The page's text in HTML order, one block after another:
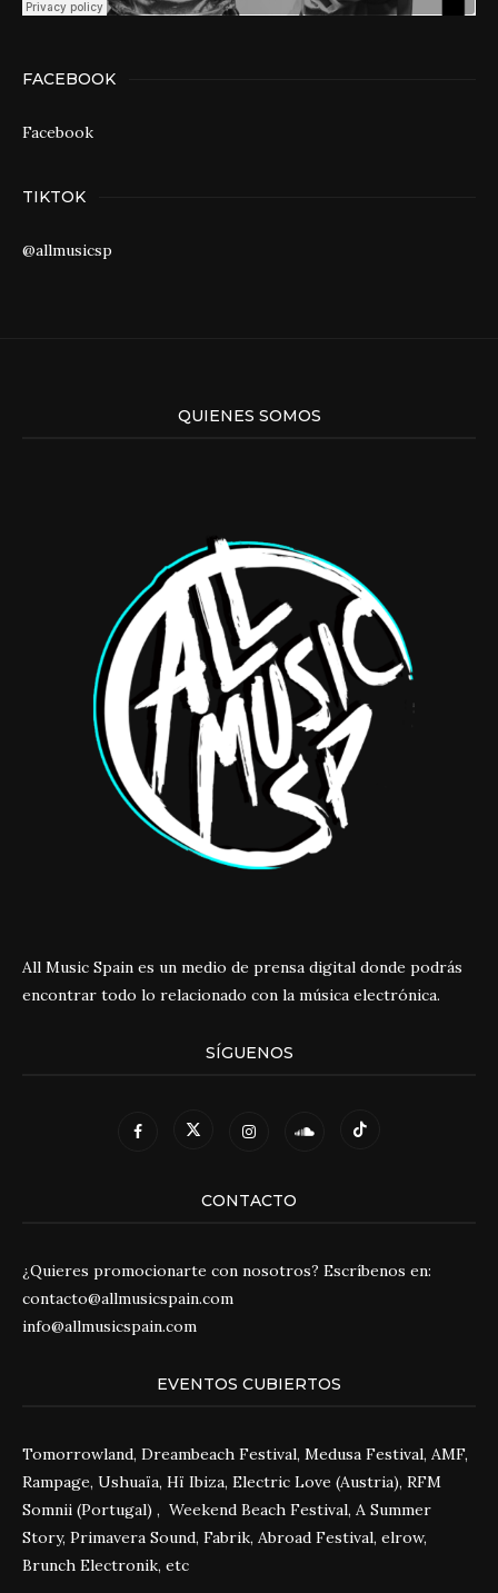
FACEBOOK
Facebook
TIKTOK
@allmusicsp
QUIENES SOMOS
All Music Spain es un medio de prensa digital donde podrás
encontrar todo lo relacionado con la música electrónica.
SÍGUENOS
CONTACTO
¿Quieres promocionarte con nosotros? Escríbenos en:
contacto@allmusicspain.com
info@allmusicspain.com
EVENTOS CUBIERTOS
Tomorrowland, Dreambeach Festival, Medusa Festival, AMF,
Rampage, Ushuaïa, Hï Ibiza, Electric Love (Austria), RFM
Somnii (Portugal) , Weekend Beach Festival, A Summer
Story, Primavera Sound, Fabrik, Abroad Festival, elrow,
Brunch Electronik, etc